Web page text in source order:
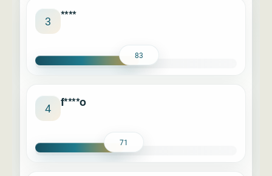
3 ****
83
4 f****o
71